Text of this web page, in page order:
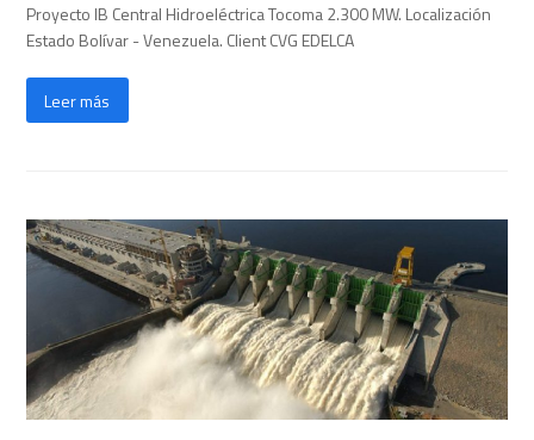
Proyecto IB Central Hidroeléctrica Tocoma 2.300 MW. Localización
Estado Bolívar - Venezuela. Client CVG EDELCA
Leer más